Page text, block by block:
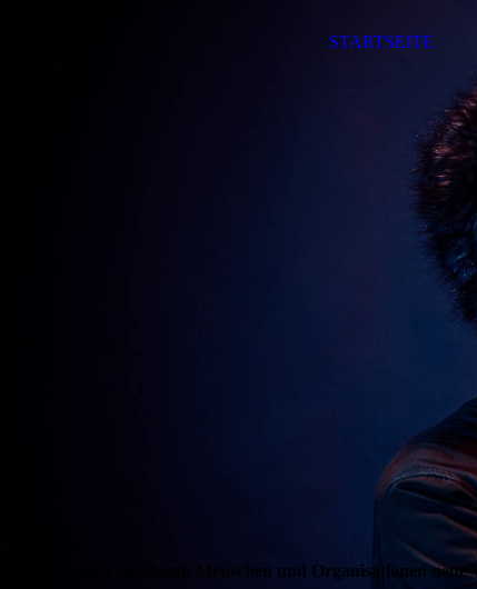
STARTSEITE
Wir befähigen Menschen und Organisationen neue